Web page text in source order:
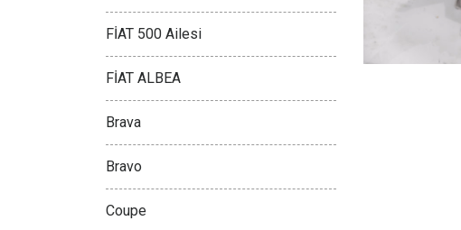
FİAT 500 Ailesi
FİAT ALBEA
Brava
Bravo
Coupe